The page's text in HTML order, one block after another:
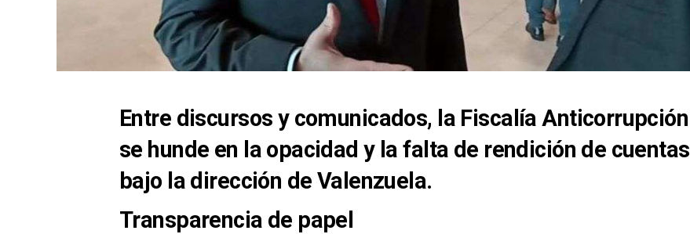
Entre discursos y comunicados, la Fiscalía Anticorrupción
se hunde en la opacidad y la falta de rendición de cuentas
bajo la dirección de Valenzuela.
Transparencia de papel